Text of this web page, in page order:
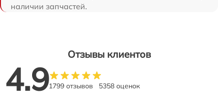
наличии запчастей.
Отзывы клиентов
4.91799 отзывов 5358 оценок